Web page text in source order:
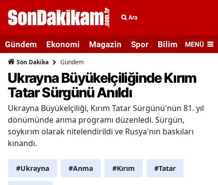
Ara
Gündem Ekonomi Magazin Spor Bilim veMENÜ
Son Dakika Gündem
Ukrayna Büyükelçiliğinde Kırım
Tatar Sürgünü Anıldı
Ukrayna Büyükelçiliği, Kırım Tatar Sürgünü'nün 81. yıl
dönümünde anma programı düzenledi. Sürgün,
soykırım olarak nitelendirildi ve Rusya'nın baskıları
kınandı.
#Ukrayna #Anma #Kırım #Tatar